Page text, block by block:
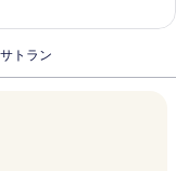
トラン